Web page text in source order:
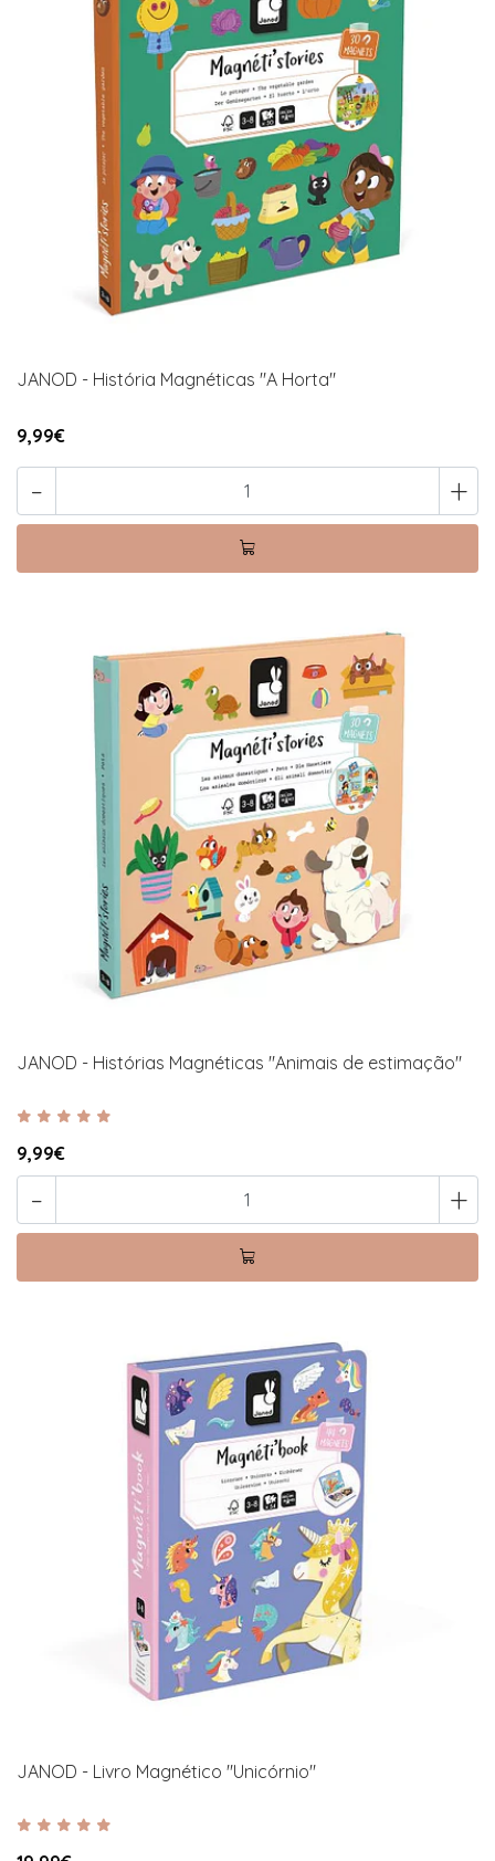
JANOD - História Magnéticas "A Horta"
9,99€
- +
JANOD - Histórias Magnéticas "Animais de estimação"
9,99€
- +
JANOD - Livro Magnético "Unicórnio"